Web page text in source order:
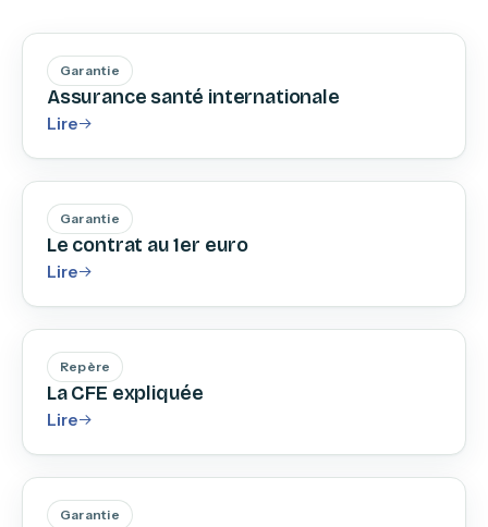
Garantie
Assurance santé internationale
Lire
Garantie
Le contrat au 1er euro
Lire
Repère
La CFE expliquée
Lire
Garantie